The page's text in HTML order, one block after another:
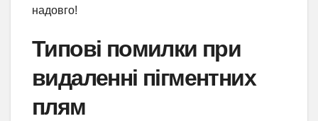
надовго!
Типові помилки при
видаленні пігментних
плям